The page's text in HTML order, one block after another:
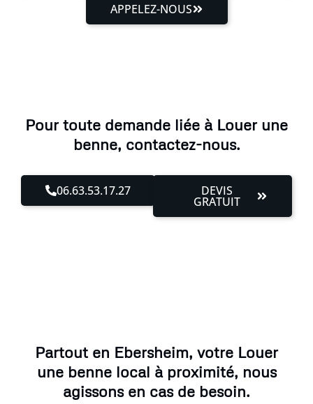
APPELEZ-NOUS
Pour toute demande liée à Louer une
benne, contactez-nous.
06.63.53.17.27 DEVIS
GRATUIT
Partout en Ebersheim, votre Louer
une benne local à proximité, nous
agissons en cas de besoin.